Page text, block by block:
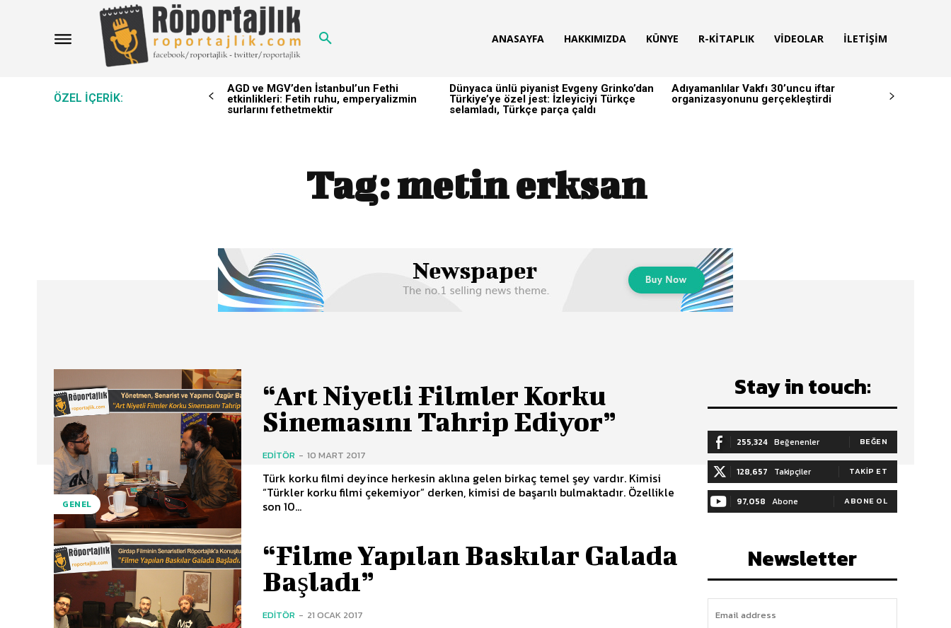
ANASAYFA HAKKIMIZDA KÜNYE R-KITAPLIK VIDEOLAR İLETIŞIM
ÖZEL IÇERIK:
AGD ve MGV’den İstanbul’un Fethi
etkinlikleri: Fetih ruhu, emperyalizmin
surlarını fethetmektir
Dünyaca ünlü piyanist Evgeny Grinko’dan
Türkiye’ye özel jest: İzleyiciyi Türkçe
selamladı, Türkçe parça çaldı
Adıyamanlılar Vakfı 30’uncu iftar
organizasyonunu gerçekleştirdi
Tag:metin erksan
GENEL
“Art Niyetli Filmler Korku
Sinemasını Tahrip Ediyor”
EDITÖR - 10 MART 2017
Türk korku filmi deyince herkesin aklına gelen birkaç temel şey vardır. Kimisi
“Türkler korku filmi çekemiyor” derken, kimisi de başarılı bulmaktadır. Özellikle
son 10...
“Filme Yapılan Baskılar Galada
Başladı”
EDITÖR - 21 OCAK 2017
Stay in touch:
255,324 Beğenenler BEĞEN
128,657 Takipçiler TAKIP ET
97,058 Abone ABONE OL
Newsletter